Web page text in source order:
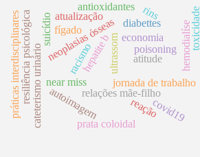
hepatite b
neoplasias ósseas poisoning
ultrassom
cateterismo urinário near miss jornada de trabalho
resiliência psicológica relações mãe-filho
autoimagem
práticas interdisciplinares economia
suicídio
reação
prata coloidal
diabettes hemodialísetoxicidade
fígado
rins
racismo
atualização
antioxidantes
atitude
covid19